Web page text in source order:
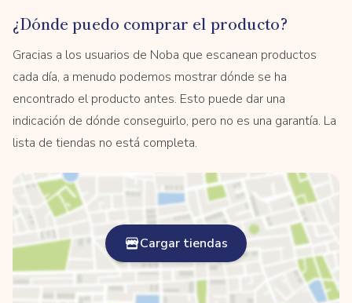
¿Dónde puedo comprar el producto?
Gracias a los usuarios de Noba que escanean productos
cada día, a menudo podemos mostrar dónde se ha
encontrado el producto antes. Esto puede dar una
indicación de dónde conseguirlo, pero no es una garantía. La
lista de tiendas no está completa.
Cargar tiendas